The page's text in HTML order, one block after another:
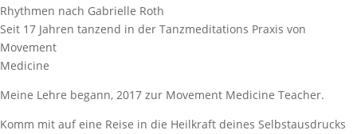
Rhythmen nach Gabrielle Roth
Seit 17 Jahren tanzend in der Tanzmeditations Praxis von
Movement
Medicine
Meine Lehre begann, 2017 zur Movement Medicine Teacher.
Komm mit auf eine Reise in die Heilkraft deines Selbstausdrucks